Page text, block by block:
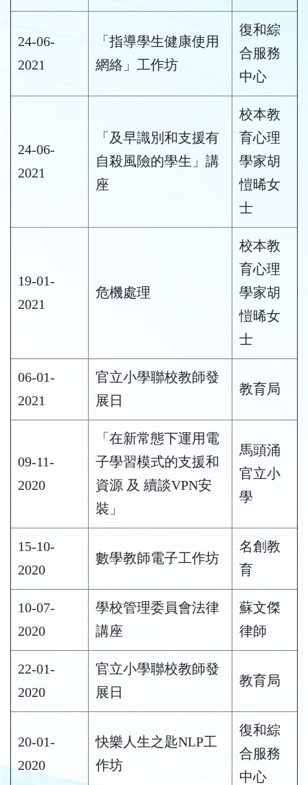
24-06-
2021
「指導學生健康使用
網絡」工作坊
復和綜
合服務
中心
24-06-
2021
「及早識別和支援有
自殺風險的學生」講
座
校本教
育心理
學家胡
愷晞女
士
19-01-
2021
危機處理
校本教
育心理
學家胡
愷晞女
士
06-01-
2021
官立小學聯校教師發
展日
教育局
09-11-
2020
「在新常態下運用電
子學習模式的支援和
資源 及 續談VPN安
裝」
馬頭涌
官立小
學
15-10-
2020
數學教師電子工作坊
名創教
育
10-07-
2020
學校管理委員會法律
講座
蘇文傑
律師
22-01-
2020
官立小學聯校教師發
展日
教育局
20-01-
2020
快樂人生之匙NLP工
作坊
復和綜
合服務
中心